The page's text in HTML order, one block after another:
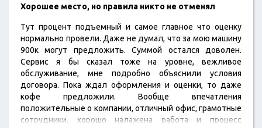
Хорошее место, но правила никто не отменял
Тут процент подъемный и самое главное что оценку
нормально провели. Даже не думал, что за мою машину
900к могут предложить. Суммой остался доволен.
Сервис я бы сказал тоже на уровне, вежливое
обслуживание, мне подробно объяснили условия
договора. Пока ждал оформления и оценки, то даже
кофе предложили. Вообще впечатления
положительные о компании, отличный офис, грамотные
сотрудники, хорошо налажена работа и процесс